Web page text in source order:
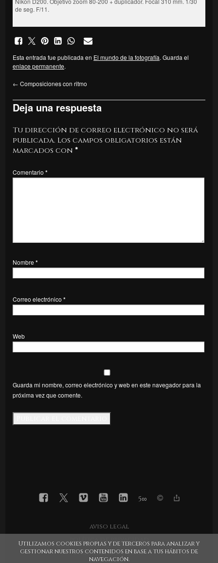
de seg. F/11.
Esta entrada fue publicada en El mundo de la fotografía. Guarda el
enlace permanente.
← Composiciones con ritmo
Deja una respuesta
Tu dirección de correo electrónico no será
publicada. Los campos obligatorios están
marcados con *
Comentario *
Nombre *
Correo electrónico *
Web
Guarda mi nombre, correo electrónico y web en este navegador para la
próxima vez que comente.
5∞
aviso legal
política de privacidad
política de cookies
Utilizamos cookies propias y de terceros para analizar y
gestionar nuestros contenidos en base a tus hábitos de
navegación.